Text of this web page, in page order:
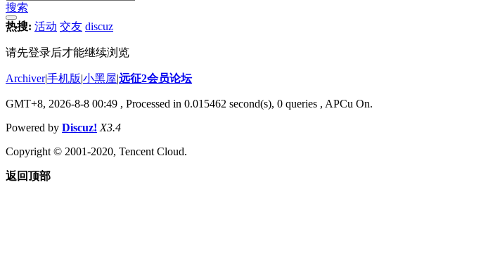
搜索
热搜: 活动 交友 discuz
请先登录后才能继续浏览
Archiver|手机版|小黑屋|远征2会员论坛
GMT+8, 2026-8-8 00:49 , Processed in 0.015462 second(s), 0 queries , APCu On.
Powered by Discuz! X3.4
Copyright © 2001-2020, Tencent Cloud.
返回顶部